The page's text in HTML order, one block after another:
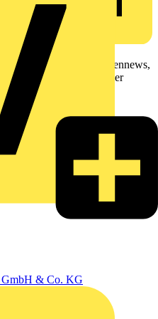
GmbH & Co. KG
Zugang zu Branchennews,
Tools – alles auf einer